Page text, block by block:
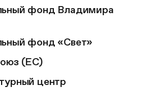
фонд Владимира
фонд «Свет»
(ЕС)
центр